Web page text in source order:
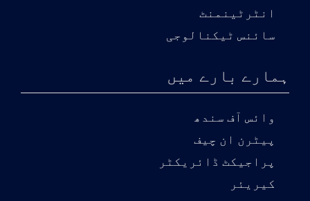
انٹرٹینمنٹ
سائنس ٹیکنالوجی
ہمارے بارے میں
وائس آف سندھ
پیٹرن ان چیف
پراجیکٹ ڈائریکٹر
کیریئر